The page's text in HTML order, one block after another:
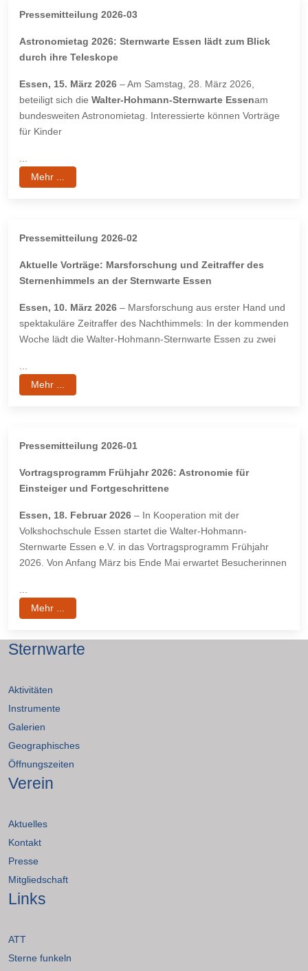
Pressemitteilung 2026-03
Astronomietag 2026: Sternwarte Essen lädt zum Blick
durch ihre Teleskope
Essen, 15. März 2026 – Am Samstag, 28. März 2026,
beteiligt sich die Walter-Hohmann-Sternwarte Essenam
bundesweiten Astronomietag. Interessierte können Vorträge
für Kinder
...
Mehr ...
Pressemitteilung 2026-02
Aktuelle Vorträge: Marsforschung und Zeitraffer des
Sternenhimmels an derSternwarte Essen
Essen, 10. März 2026 – Marsforschung aus erster Hand und
spektakuläre Zeitraffer des Nachthimmels: In der kommenden
Woche lädt die Walter-Hohmann-Sternwarte Essen zu zwei
...
Mehr ...
Pressemitteilung 2026-01
Vortragsprogramm Frühjahr 2026: Astronomie für
Einsteiger und Fortgeschrittene
Essen, 18. Februar 2026 – In Kooperation mit der
Volkshochschule Essen startet die Walter-Hohmann-
Sternwarte Essen e.V. in das Vortragsprogramm Frühjahr
2026. Von Anfang März bis Ende Mai erwartet Besucherinnen
...
Mehr ...
Sternwarte
Aktivitäten
Instrumente
Galerien
Geographisches
Öffnungszeiten
Verein
Aktuelles
Kontakt
Presse
Mitgliedschaft
Links
ATT
Sterne funkeln